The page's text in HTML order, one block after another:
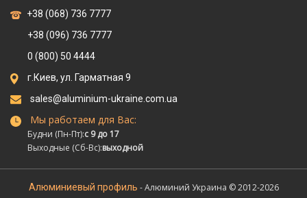
+38 (068) 736 7777
+38 (096) 736 7777
0 (800) 50 4444
г.Киев, ул. Гарматная 9
sales@aluminium-ukraine.com.ua
Мы работаем для Вас:
Будни (Пн-Пт):с 9 до 17
Выходные (Сб-Вс):выходной
Алюминиевый профиль - Алюминий Украина © 2012-2026